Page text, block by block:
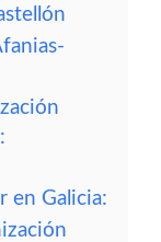
en Galicia: